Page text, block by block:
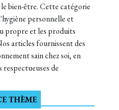
bien-être. Cette catégorie
personnelle et
propre et les produits
articles fournissent des
sain chez soi, en
de
THÈME